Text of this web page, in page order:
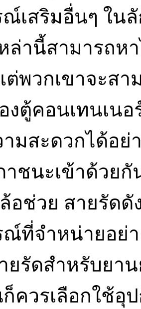
เสริมอื่นๆ ใน
ล่านี้สามารถห
พวกเขาจะสา
งตู้คอนเทนเน
มสะดวกได้อ
ชนะเข้าด้วยกั
อช่วย สายรัด
ณ์ที่จำหน่ายอย่
ยรัดสำหรับยา
ควรเลือกใช้อุ